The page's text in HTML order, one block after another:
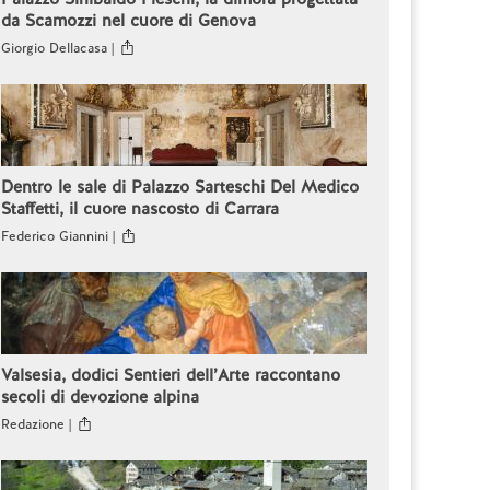
da Scamozzi nel cuore di Genova
Giorgio Dellacasa |
Dentro le sale di Palazzo Sarteschi Del Medico
Staffetti, il cuore nascosto di Carrara
Federico Giannini |
Valsesia, dodici Sentieri dell’Arte raccontano
secoli di devozione alpina
Redazione |